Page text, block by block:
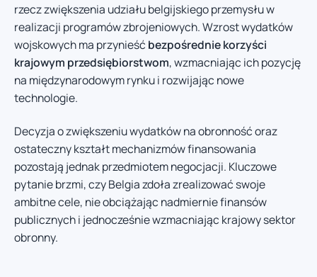
rzecz zwiększenia udziału belgijskiego przemysłu w
realizacji programów zbrojeniowych. Wzrost wydatków
wojskowych ma przynieść bezpośrednie korzyści
krajowym przedsiębiorstwom, wzmacniając ich pozycję
na międzynarodowym rynku i rozwijając nowe
technologie.
Decyzja o zwiększeniu wydatków na obronność oraz
ostateczny kształt mechanizmów finansowania
pozostają jednak przedmiotem negocjacji. Kluczowe
pytanie brzmi, czy Belgia zdoła zrealizować swoje
ambitne cele, nie obciążając nadmiernie finansów
publicznych i jednocześnie wzmacniając krajowy sektor
obronny.